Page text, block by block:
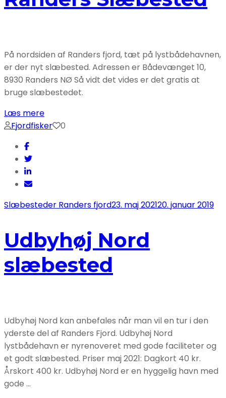
På nordsiden af Randers fjord, tæt på lystbådehavnen,
er der nyt slæbested. Adressen er Bådevænget 10,
8930 Randers NØ Så vidt det vides er det gratis at
bruge slæbestedet.
Læs mere
Fjordfisker
0
Slæbesteder Randers fjord23. maj 202120. januar 2019
Udbyhøj Nord
slæbested
Udbyhøj Nord kan anbefales når man vil en tur i den
yderste del af Randers Fjord. Udbyhøj Nord
lystbådehavn er nyrenoveret med gode faciliteter og
et godt slæbested. Priser maj 2021: Dagkort 40 kr.
Årskort 400 kr. Udbyhøj Nord er en hyggelig havn med
gode …